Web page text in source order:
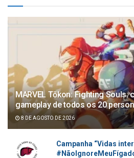
MARVEL Tōkon: Fighting Souls:
gameplay de todos os 20
8 DE AGOSTO DE 2026
Campanha “Vidas